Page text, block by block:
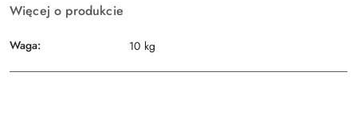
Więcej o produkcie
Waga: 10 kg